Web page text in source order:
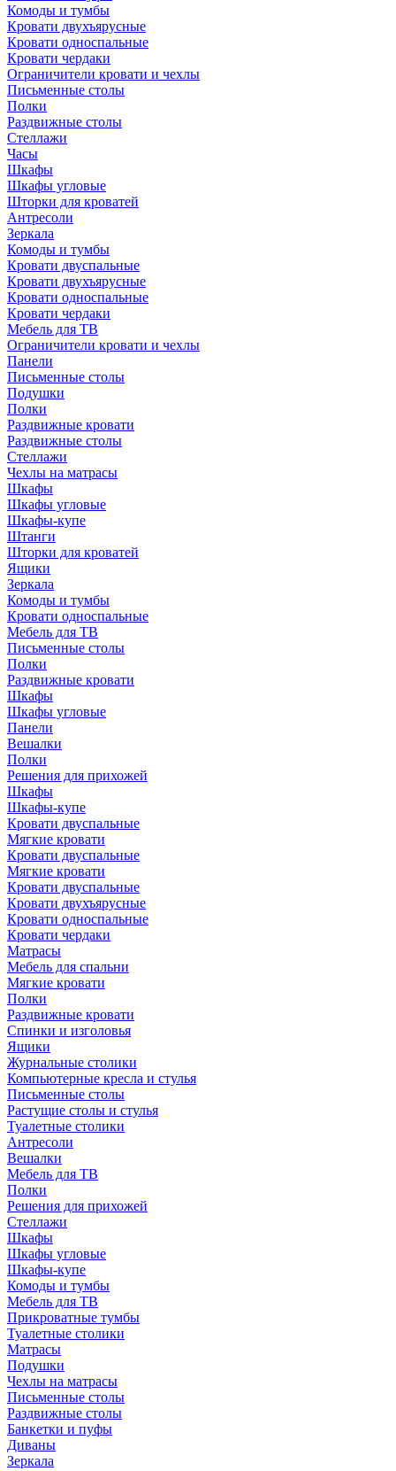
Комоды и тумбы
Кровати двухъярусные
Кровати односпальные
Кровати чердаки
Ограничители кровати и чехлы
Письменные столы
Полки
Раздвижные столы
Стеллажи
Часы
Шкафы
Шкафы угловые
Шторки для кроватей
Антресоли
Зеркала
Комоды и тумбы
Кровати двуспальные
Кровати двухъярусные
Кровати односпальные
Кровати чердаки
Мебель для ТВ
Ограничители кровати и чехлы
Панели
Письменные столы
Подушки
Полки
Раздвижные кровати
Раздвижные столы
Стеллажи
Чехлы на матрасы
Шкафы
Шкафы угловые
Шкафы-купе
Штанги
Шторки для кроватей
Ящики
Зеркала
Комоды и тумбы
Кровати односпальные
Мебель для ТВ
Письменные столы
Полки
Раздвижные кровати
Шкафы
Шкафы угловые
Панели
Вешалки
Полки
Решения для прихожей
Шкафы
Шкафы-купе
Кровати двуспальные
Мягкие кровати
Кровати двуспальные
Мягкие кровати
Кровати двуспальные
Кровати двухъярусные
Кровати односпальные
Кровати чердаки
Матрасы
Мебель для спальни
Мягкие кровати
Полки
Раздвижные кровати
Спинки и изголовья
Ящики
Журнальные столики
Компьютерные кресла и стулья
Письменные столы
Растущие столы и стулья
Туалетные столики
Антресоли
Вешалки
Мебель для ТВ
Полки
Решения для прихожей
Стеллажи
Шкафы
Шкафы угловые
Шкафы-купе
Комоды и тумбы
Мебель для ТВ
Прикроватные тумбы
Туалетные столики
Матрасы
Подушки
Чехлы на матрасы
Письменные столы
Раздвижные столы
Банкетки и пуфы
Диваны
Зеркала